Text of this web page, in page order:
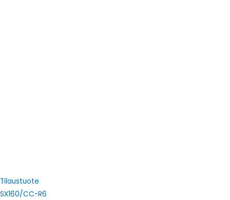
Tilaustuote
SX160/CC-R6